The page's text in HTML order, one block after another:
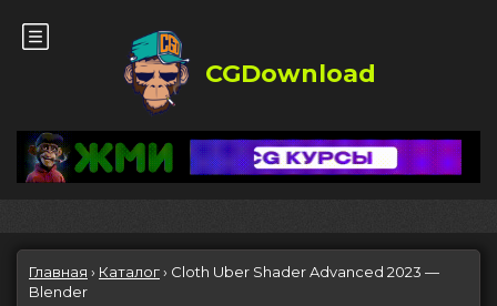
CGDownload
Главная › Каталог› Cloth Uber Shader Advanced 2023 —
Blender